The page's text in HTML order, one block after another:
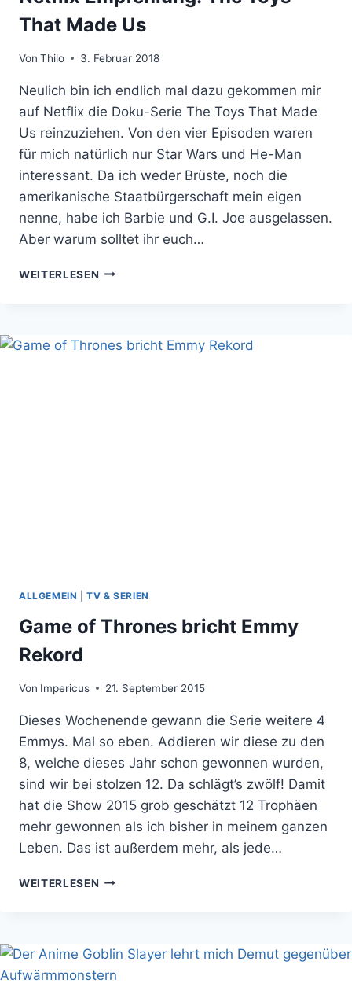
That Made Us
Von Thilo 3. Februar 2018
Neulich bin ich endlich mal dazu gekommen mir
auf Netflix die Doku-Serie The Toys That Made
Us reinzuziehen. Von den vier Episoden waren
für mich natürlich nur Star Wars und He-Man
interessant. Da ich weder Brüste, noch die
amerikanische Staatbürgerschaft mein eigen
nenne, habe ich Barbie und G.I. Joe ausgelassen.
Aber warum solltet ihr euch…
WEITERLESEN NETFLIX
MADE
ALLGEMEIN |TV & SERIEN
Game of Thrones bricht Emmy
Rekord
Von Impericus 21. September 2015
Dieses Wochenende gewann die Serie weitere 4
Emmys. Mal so eben. Addieren wir diese zu den
8, welche dieses Jahr schon gewonnen wurden,
sind wir bei stolzen 12. Da schlägt’s zwölf! Damit
hat die Show 2015 grob geschätzt 12 Trophäen
mehr gewonnen als ich bisher in meinem ganzen
Leben. Das ist außerdem mehr, als jede…
WEITERLESEN GAME
REKORD